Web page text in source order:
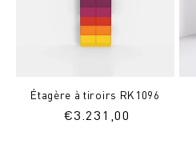
Étagère à tiroirs RK1096
Prix
€3.231,00